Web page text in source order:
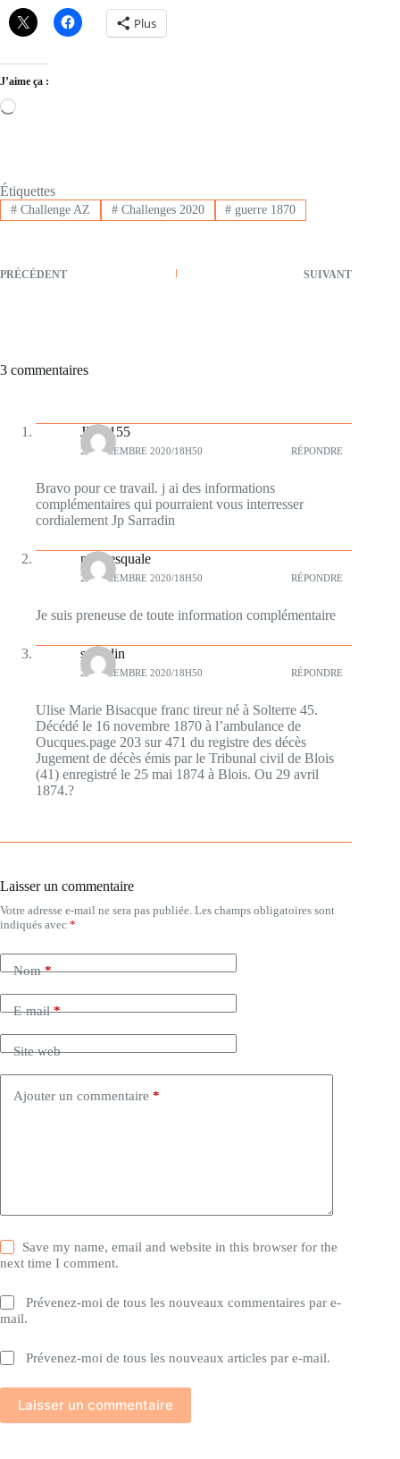
Plus
J’aime ça :
Loading…
Étiquettes
#Challenge AZ #Challenges 2020 # guerre 1870
PRÉCÉDENT SUIVANT
3 commentaires
JPS4155
28 DÉCEMBRE 2020/18H50 RÉPONDRE
Bravo pour ce travail. j ai des informations
complémentaires qui pourraient vous interresser
cordialement Jp Sarradin
plumesquale
28 DÉCEMBRE 2020/18H50 RÉPONDRE
Je suis preneuse de toute information complémentaire
sarradin
28 DÉCEMBRE 2020/18H50 RÉPONDRE
Ulise Marie Bisacque franc tireur né à Solterre 45.
Décédé le 16 novembre 1870 à l’ambulance de
Oucques.page 203 sur 471 du registre des décès
Jugement de décès émis par le Tribunal civil de Blois
(41) enregistré le 25 mai 1874 à Blois. Ou 29 avril
1874.?
Laisser un commentaire
Votre adresse e-mail ne sera pas publiée. Les champs obligatoires sont
indiqués avec *
Nom*
E-mail*
Site web
Ajouter un commentaire *
Save my name, email and website in this browser for the
next time I comment.
Prévenez-moi de tous les nouveaux commentaires par e-
mail.
Prévenez-moi de tous les nouveaux articles par e-mail.
Laisser un commentaire